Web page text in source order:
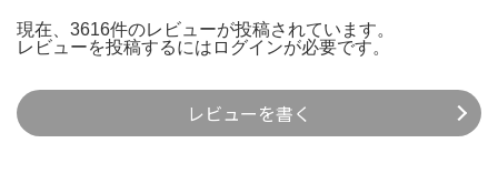
現在、3616件のレビューが投稿されています。
レビューを投稿するには ログインが必要です。
レビューを書く